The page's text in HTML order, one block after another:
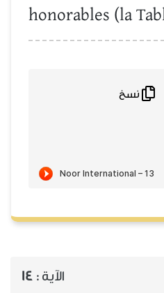
honorables (la
الآية : 14